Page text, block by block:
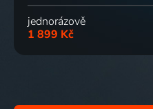
jednorázově
1 899 Kč